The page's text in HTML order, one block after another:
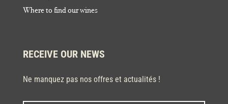
Where to find our wines
RECEIVE OUR NEWS
Ne manquez pas nos offres et actualités !